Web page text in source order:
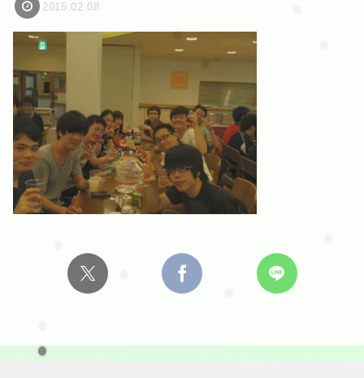
2015.02.08